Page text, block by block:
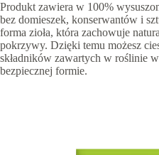
Produkt zawiera w 100%
bez domieszek, konserwantów i
forma zioła, która zachowuje
pokrzywy. Dzięki temu możesz
składników zawartych w roślinie
bezpiecznej formie.